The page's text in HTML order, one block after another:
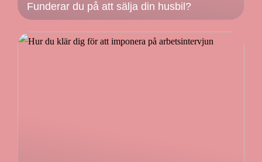
Funderar du på att sälja din husbil?